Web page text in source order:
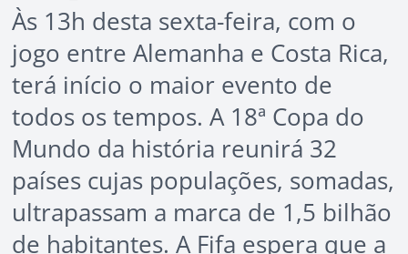
Às 13h desta sexta-feira, com o
jogo entre Alemanha e Costa Rica,
terá início o maior evento de
todos os tempos. A 18ª Copa do
Mundo da história reunirá 32
países cujas populações, somadas,
ultrapassam a marca de 1,5 bilhão
de habitantes. A Fifa espera que a